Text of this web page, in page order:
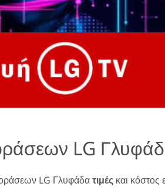
LG
LG Γλυφάδατιμές και κόστος